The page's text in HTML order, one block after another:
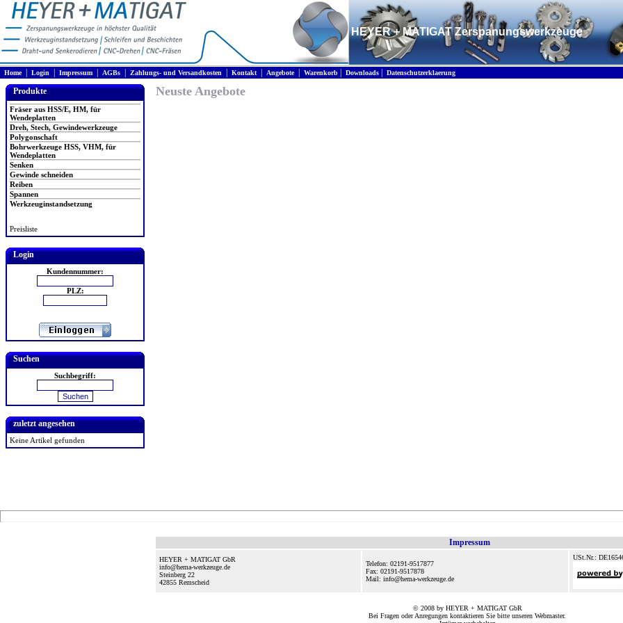
HEYER + MATIGAT Zerspanungswerkzeuge
Home| Login Impressum AGBs Zahlungs- und Versandkosten Kontakt| Angebote| Warenkorb Downloads Datenschutzerklaerung
Produkte
Fräser aus HSS/E, HM, für
Wendeplatten
Dreh, Stech, Gewindewerkzeuge
Polygonschaft
Bohrwerkzeuge HSS, VHM, für
Wendeplatten
Senken
Gewinde schneiden
Reiben
Spannen
Werkzeuginstandsetzung
Preisliste
Login
Kundennummer:
PLZ:
Suchen
Suchbegriff:
zuletzt angesehen
Keine Artikel gefunden
Neuste Angebote
Impressum
HEYER + MATIGAT GbR
info@hema-werkzeuge.de
Steinberg 22
42855 Remscheid
Telefon: 02191-9517877
Fax: 02191-9517878
Mail: info@hema-werkzeuge.de
USt.Nr.:
© 2008 by HEYER + MATIGAT GbR
Bei Fragen oder Anregungen kontaktieren Sie bitte unseren Webmaster.